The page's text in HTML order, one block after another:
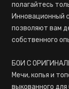
полагайтесь
Инновационный
позволяют вам
собственного
БОИ С
Мечи, копья и
выкованного